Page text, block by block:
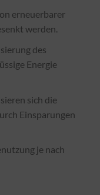
erneuerbarer
werden.
des
Energie
sich die
Einsparungen
je nach